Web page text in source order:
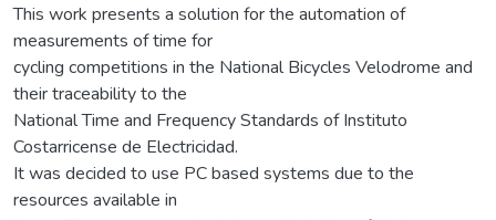
This work presents a solution for the automation of
measurements of time for
cycling competitions in the National Bicycles Velodrome and
their traceability to the
National Time and Frequency Standards of Instituto
Costarricense de Electricidad.
It was decided to use PC based systems due to the
resources available in